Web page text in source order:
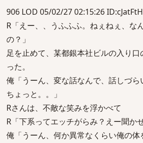
906 LOD 05/02/27 02:15:26
R「えー、、うふふふ。ねぇねぇ、な
の？」
足を止めて、某都銀本社ビルの入り
った。
俺「うーん、変な話なんで、話しづ
ちょっと。。」
Rさんは、不敵な笑みを浮かべて
R「下系ってエッチがらみ？えー聞か
俺「うーん、何か異常なくらい俺の